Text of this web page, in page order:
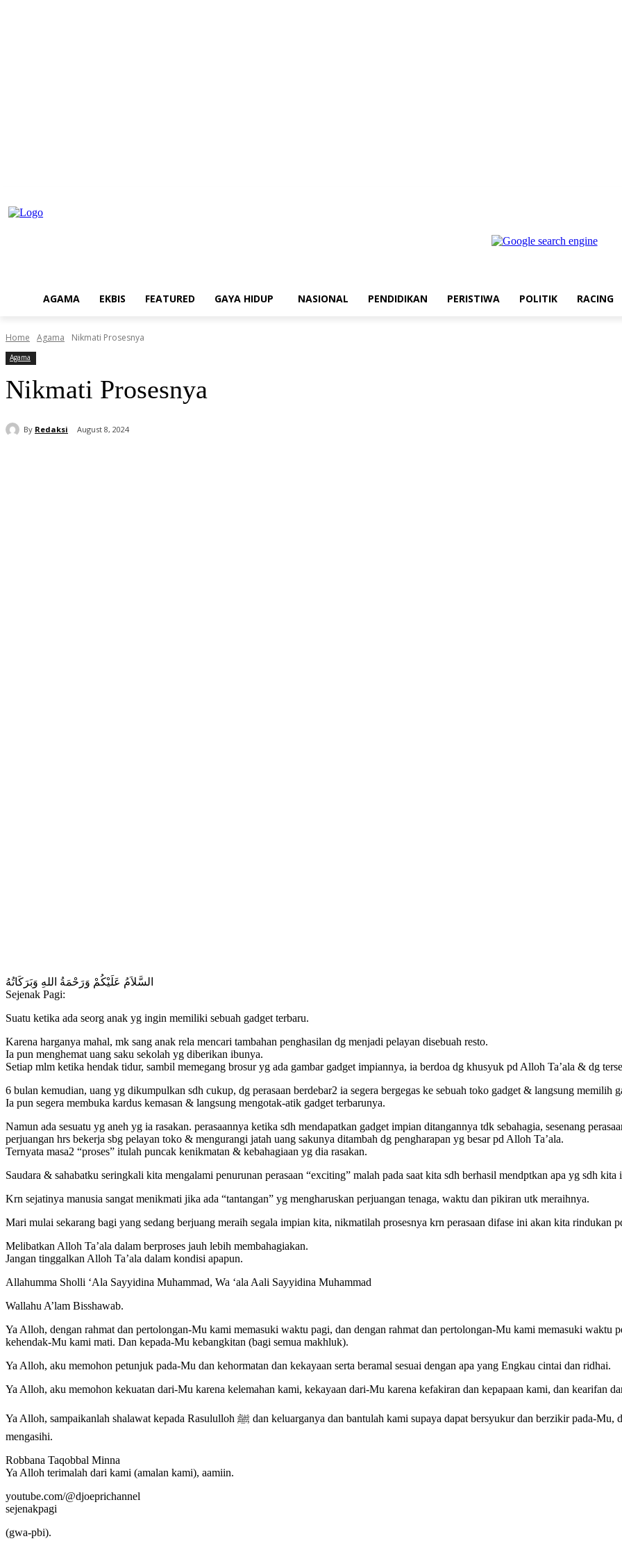
AGAMA EKBIS FEATURED GAYA HIDUP NASIONAL PENDIDIKAN PERISTIWA POLITIK RACING
Home Agama Nikmati Prosesnya
Agama
Nikmati Prosesnya
By Redaksi August 8, 2024
السَّلاَمُ عَلَيْكُمْ وَرَحْمَةُ اللهِ وَبَرَكَاتُهُ
Sejenak Pagi:
Suatu ketika ada seorg anak yg ingin memiliki sebuah gadget terbaru.
Karena harganya mahal, mk sang anak rela mencari tambahan penghasilan dg menjadi pelayan disebuah resto.
Ia pun menghemat uang saku sekolah yg diberikan ibunya.
Setiap mlm ketika hendak tidur, sambil memegang brosur yg ada gambar gadget impiannya, ia berdoa dg khusyuk pd Alloh Ta’ala & dg
6 bulan kemudian, uang yg dikumpulkan sdh cukup, dg perasaan berdebar2 ia segera bergegas ke sebuah toko gadget & langsung memilih
Ia pun segera membuka kardus kemasan & langsung mengotak-atik gadget terbarunya.
Namun ada sesuatu yg aneh yg ia rasakan. perasaannya ketika sdh mendapatkan gadget impian ditangannya tdk sebahagia, sesenang
perjuangan hrs bekerja sbg pelayan toko & mengurangi jatah uang sakunya ditambah dg pengharapan yg besar pd Alloh Ta’ala.
Ternyata masa2 “proses” itulah puncak kenikmatan & kebahagiaan yg dia rasakan.
Saudara & sahabatku seringkali kita mengalami penurunan perasaan “exciting” malah pada saat kita sdh berhasil mendptkan apa yg sdh kita
Krn sejatinya manusia sangat menikmati jika ada “tantangan” yg mengharuskan perjuangan tenaga, waktu dan pikiran utk meraihnya.
Mari mulai sekarang bagi yang sedang berjuang meraih segala impian kita, nikmatilah prosesnya krn perasaan difase ini akan kita rindukan
Melibatkan Alloh Ta’ala dalam berproses jauh lebih membahagiakan.
Jangan tinggalkan Alloh Ta’ala dalam kondisi apapun.
Allahumma Sholli ‘Ala Sayyidina Muhammad, Wa ‘ala Aali Sayyidina Muhammad
Wallahu A’lam Bisshawab.
Ya Alloh, dengan rahmat dan pertolongan-Mu kami memasuki waktu pagi, dan dengan rahmat dan pertolongan-Mu kami memasuki waktu
kehendak-Mu kami mati. Dan kepada-Mu kebangkitan (bagi semua makhluk).
Ya Alloh, aku memohon petunjuk pada-Mu dan kehormatan dan kekayaan serta beramal sesuai dengan apa yang Engkau cintai dan ridhai.
Ya Alloh, aku memohon kekuatan dari-Mu karena kelemahan kami, kekayaan dari-Mu karena kefakiran dan kepapaan kami, dan kearifan
Ya Alloh, sampaikanlah shalawat kepada Rasululloh ﷺ dan keluarganya dan bantulah kami supaya dapat bersyukur dan berzikir pada-Mu, dengan rahmat-Mu wahai Yang Maha Pengasih di antara yang
mengasihi.
Robbana Taqobbal Minna
Ya Alloh terimalah dari kami (amalan kami), aamiin.
youtube.com/@djoeprichannel
sejenakpagi
(gwa-pbi).